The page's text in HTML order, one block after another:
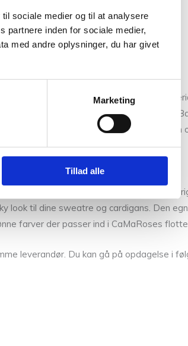
sociale medier og til at analysere
partnere inden for sociale medier,
med andre oplysninger, du har givet
Marketing
Tillad alle
til lethed, blødhed, kvalitet,
er et blandingsgarn bestående af 54%
fibrene i garnet. Garnet kommer fra Italien
. Garnet er
look til dine sweatre og cardigans. Den
farver der passer ind i CaMaRoses
leverandør. Du kan gå på opdagelse i